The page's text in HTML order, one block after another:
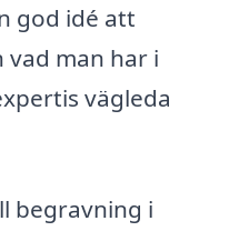
god idé att
man har i
vägleda
begravning i